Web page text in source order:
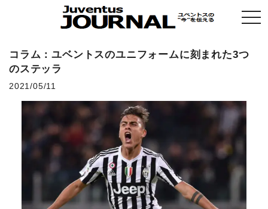
コラム：ユベントスのユニフォームに刻まれた3つ
のステッラ
2021/05/11